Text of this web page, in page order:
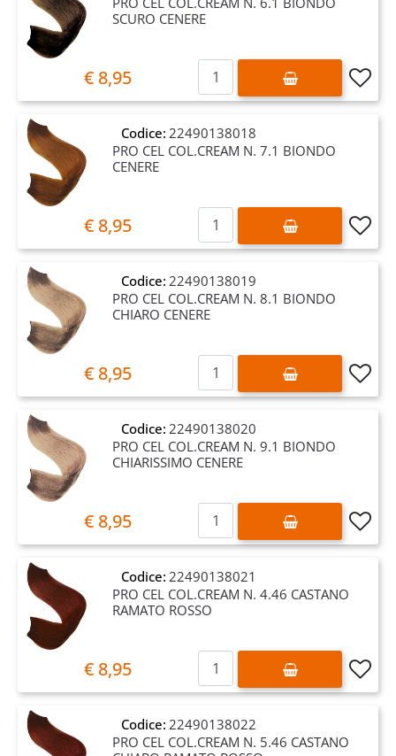
SCURO CENERE
€ 8,95 Quantità
Codice: 22490138018
PRO CEL COL.CREAM N. 7.1 BIONDO
CENERE
€ 8,95 Quantità
Codice: 22490138019
PRO CEL COL.CREAM N. 8.1 BIONDO
CHIARO CENERE
€ 8,95 Quantità
Codice: 22490138020
PRO CEL COL.CREAM N. 9.1 BIONDO
CHIARISSIMO CENERE
€ 8,95 Quantità
Codice: 22490138021
PRO CEL COL.CREAM N. 4.46 CASTANO
RAMATO ROSSO
€ 8,95 Quantità
Codice: 22490138022
PRO CEL COL.CREAM N. 5.46 CASTANO